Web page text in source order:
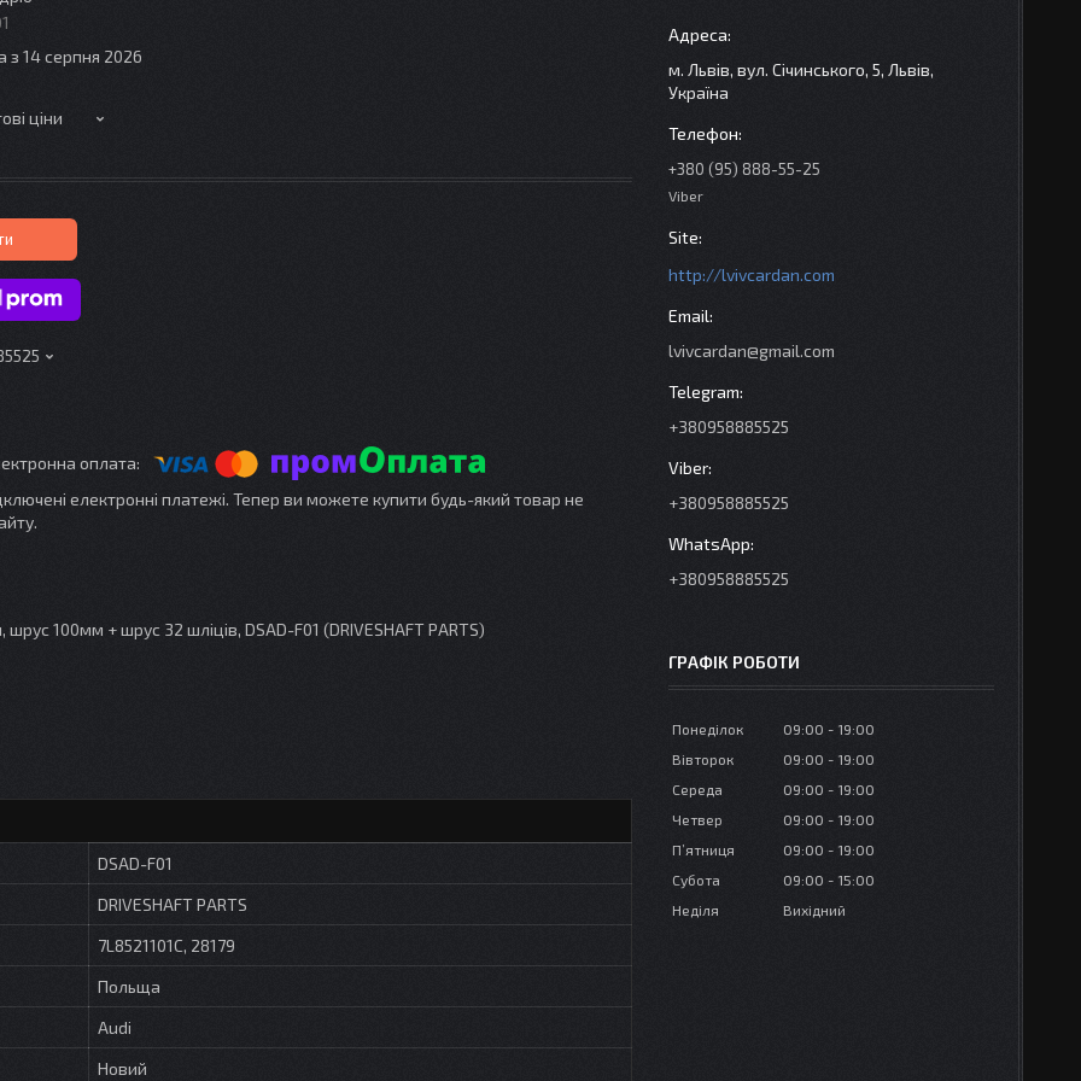
з 14 серпня 2026
ціни
електронні платежі. Тепер ви можете купити будь-який товар не
100мм + шрус 32 шліців, DSAD-F01 (DRIVESHAFT PARTS)
DSAD-F01
DRIVESHAFT PARTS
7L8521101C, 28179
Польща
Audi
Новий
м. Львів, вул. Січинського, 5, Львів,
Україна
+380 (95) 888-55-25
Viber
http://lvivcardan.com
lvivcardan@gmail.com
+380958885525
+380958885525
+380958885525
ГРАФІК РОБОТИ
Понеділок 09:00
19:00
Вівторок
09:00
19:00
Середа
09:00
19:00
Четвер
09:00
19:00
Пʼятниця
09:00
19:00
Субота
09:00
15:00
Неділя
Вихідний